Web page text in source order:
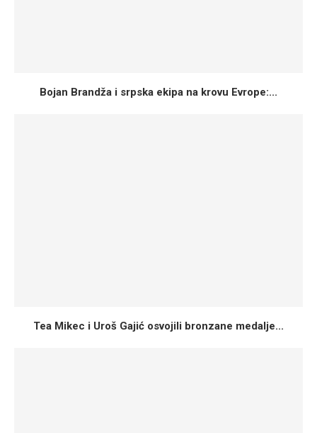
Bojan Brandža i srpska ekipa na krovu Evrope:...
Tea Mikec i Uroš Gajić osvojili bronzane medalje...